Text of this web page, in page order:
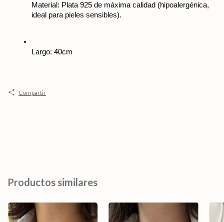
Material: Plata 925 de máxima calidad (hipoalergénica,
ideal para pieles sensibles).
Largo: 40cm
Compartir
Productos similares